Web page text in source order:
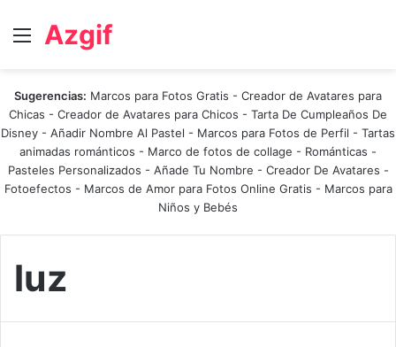
Menú
Azgif
Sugerencias: Marcos para Fotos Gratis - Creador de Avatares para
Chicas - Creador de Avatares para Chicos - Tarta De Cumpleaños De
Disney - Añadir Nombre Al Pastel - Marcos para Fotos de Perfil - Tartas
animadas románticos - Marco de fotos de collage - Románticas -
Pasteles Personalizados - Añade Tu Nombre - Creador De Avatares -
Fotoefectos - Marcos de Amor para Fotos Online Gratis - Marcos para
Niños y Bebés
luz